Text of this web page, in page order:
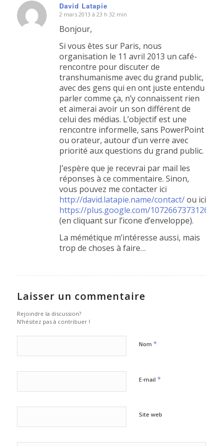
David Latapie
dit
:
2 mars 2013 à 23 h 32 min
Bonjour,
Si vous êtes sur Paris, nous
organisation le 11 avril 2013 un café-
rencontre pour discuter de
transhumanisme avec du grand public,
avec des gens qui en ont juste entendu
parler comme ça, n’y connaissent rien
et aimerai avoir un son différent de
celui des médias. L’objectif est une
rencontre informelle, sans PowerPoint
ou orateur, autour d’un verre avec
priorité aux questions du grand public.
J’espère que je recevrai par mail les
réponses à ce commentaire. Sinon,
vous pouvez me contacter ici
http://david.latapie.name/contact/ou ici
https://plus.google.com/
(en cliquant sur l’icone d’enveloppe).
La mémétique m’intéresse aussi, mais
trop de choses à faire…
Laisser un commentaire
Rejoindre la discussion?
N’hésitez pas à contribuer !
Nom *
E-mail *
Site web